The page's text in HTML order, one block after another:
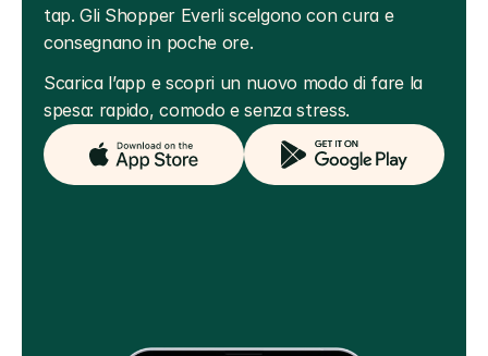
tap. Gli Shopper Everli scelgono con cura e
consegnano in poche ore.
Scarica l’app e scopri un nuovo modo di fare la
spesa: rapido, comodo e senza stress.